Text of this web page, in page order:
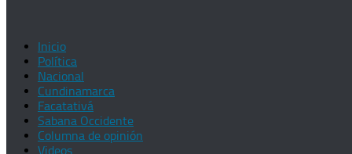
Inicio
Política
Nacional
Cundinamarca
Facatativá
Sabana Occidente
Columna de opinión
Videos